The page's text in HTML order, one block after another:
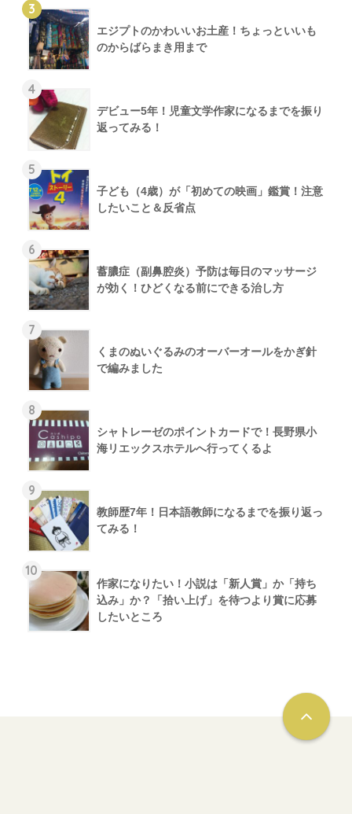
3
エジプトのかわいいお土産！ちょっといいも
のからばらまき用まで
4
デビュー5年！児童文学作家になるまでを振り
返ってみる！
5
子ども（4歳）が「初めての映画」鑑賞！注意
したいこと＆反省点
6
蓄膿症（副鼻腔炎）予防は毎日のマッサージ
が効く！ひどくなる前にできる治し方
7
くまのぬいぐるみのオーバーオールをかぎ針
で編みました
8
シャトレーゼのポイントカードで！長野県小
海リエックスホテルへ行ってくるよ
9
教師歴7年！日本語教師になるまでを振り返っ
てみる！
10
作家になりたい！小説は「新人賞」か「持ち
込み」か？「拾い上げ」を待つより賞に応募
したいところ